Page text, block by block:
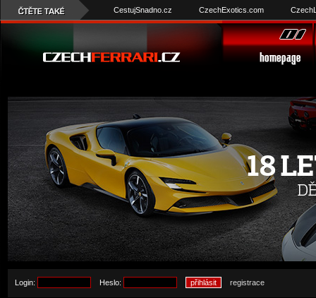
CestujSnadno.cz CzechExotics.com
Login: Heslo: registrace